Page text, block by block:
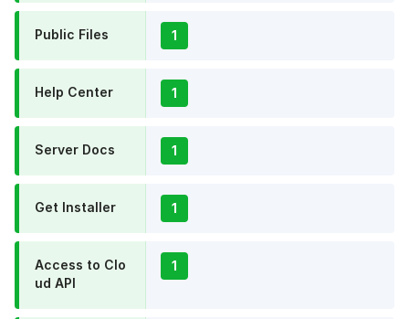
Public Files 1
Help Center 1
Server Docs 1
Get Installer 1
Access to Clo
ud API
1